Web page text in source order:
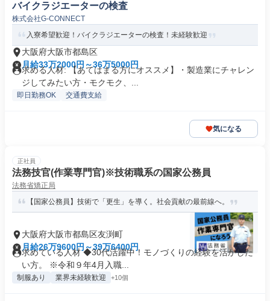
バイクラジエーターの検査
株式会社G‐CONNECT
入寮希望歓迎！バイクラジエーターの検査！未経験歓迎
大阪府大阪市都島区
月給33万2000円～36万5000円
求める人材: 【あてはまる方にオススメ】・製造業にチャレン
ジしてみたい方・モクモク、...
即日勤務OK 交通費支給
気になる
正社員
法務技官(作業専門官)※技術職系の国家公務員
法務省矯正局
【国家公務員】技術で「更生」を導く。社会貢献の最前線へ。
大阪府大阪市都島区友渕町
月給26万9600円～39万6400円
求めている人材 ◆30代活躍中！モノづくりの経験を活かした
い方。 ※令和９年4月入職...
制服あり 業界未経験歓迎 +10個